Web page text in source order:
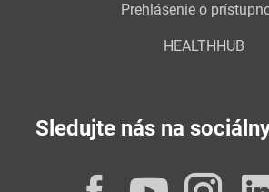
Prehlásenie o
HEALTHHUB
Sledujte nás na